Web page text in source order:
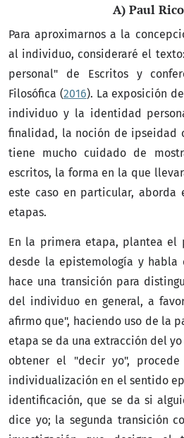
A) Paul
Para aproximarnos a la
al individuo, consideraré el
personal" de Escritos y
Filosófica (2016). La exposición
individuo y la identidad
finalidad, la noción de ipseidad
tiene mucho cuidado de
escritos, la forma en la que
este caso en particular, aborda
etapas.
En la primera etapa, plantea
desde la epistemología y
hace una transición para
del individuo en general, a
afirmo que", haciendo uso de la
etapa se da una extracción del
obtener el "decir yo",
individualización en el sentido
identificación, que se da si
dice yo; la segunda transición